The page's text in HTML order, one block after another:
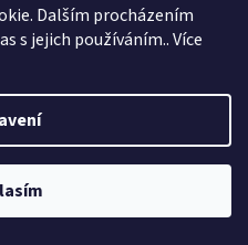
Dalším procházením
s jejich používáním.. Více
0 KČ